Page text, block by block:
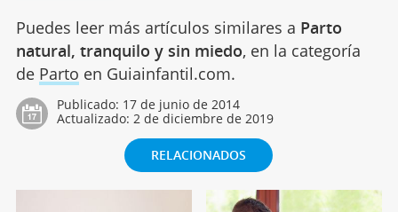
Puedes leer más artículos similares a Parto
natural, tranquilo y sin miedo, en la categoría
de Parto en Guiainfantil.com.
Publicado: 17 de junio de 2014
Actualizado: 2 de diciembre de 2019
RELACIONADOS